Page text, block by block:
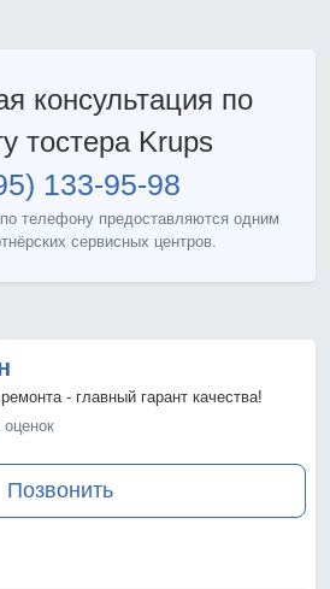
консультация по
тостера Krups
133-95-98
телефону предоставляются одним
сервисных центров.
- главный гарант качества!
оценок
Позвонить